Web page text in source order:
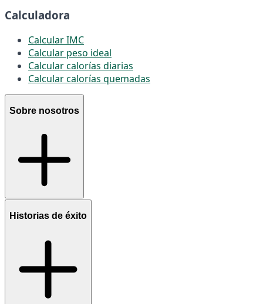
Calculadora
Calcular IMC
Calcular peso ideal
Calcular calorías diarias
Calcular calorías quemadas
Sobre nosotros
Historias de éxito